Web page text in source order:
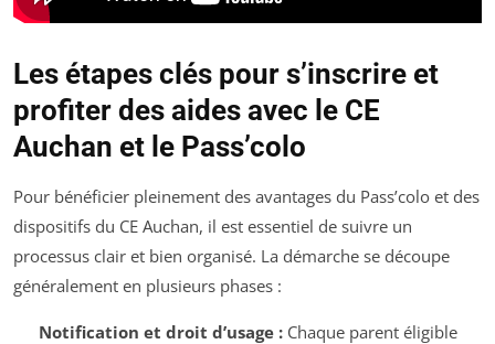
Les étapes clés pour s’inscrire et
profiter des aides avec le CE
Auchan et le Pass’colo
Pour bénéficier pleinement des avantages du Pass’colo et des
dispositifs du CE Auchan, il est essentiel de suivre un
processus clair et bien organisé. La démarche se découpe
généralement en plusieurs phases :
Notification et droit d’usage :Chaque parent éligible